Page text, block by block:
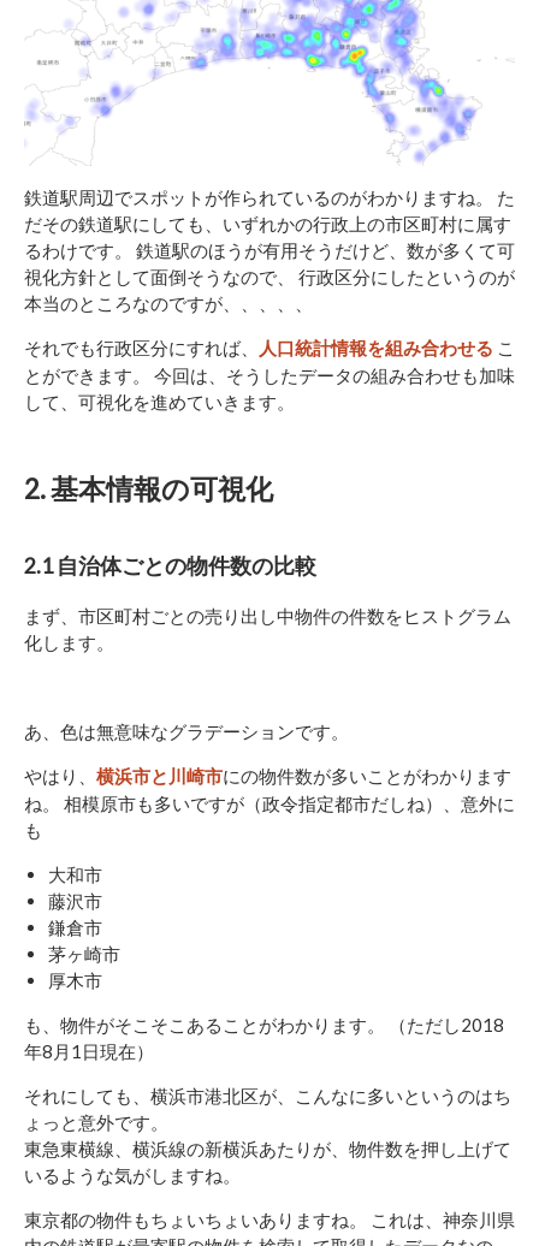
鉄道駅周辺でスポットが作られているのがわかりますね。 た
だその鉄道駅にしても、いずれかの行政上の市区町村に属す
るわけです。 鉄道駅のほうが有用そうだけど、数が多くて可
視化方針として面倒そうなので、 行政区分にしたというのが
本当のところなのですが、、、、、
それでも行政区分にすれば、 人口統計情報を組み合わせる こ
とができます。 今回は、そうしたデータの組み合わせも加味
して、可視化を進めていきます。
2. 基本情報の可視化
2.1 自治体ごとの物件数の比較
まず、市区町村ごとの売り出し中物件の件数をヒストグラム
化します。
あ、色は無意味なグラデーションです。
やはり、 横浜市と川崎市にの物件数が多いことがわかります
ね。 相模原市も多いですが（政令指定都市だしね）、意外に
も
大和市
藤沢市
鎌倉市
茅ヶ崎市
厚木市
も、物件がそこそこあることがわかります。 （ただし2018
年8月1日現在）
それにしても、横浜市港北区が、こんなに多いというのはち
ょっと意外です。
東急東横線、横浜線の新横浜あたりが、物件数を押し上げて
いるような気がしますね。
東京都の物件もちょいちょいありますね。 これは、神奈川県